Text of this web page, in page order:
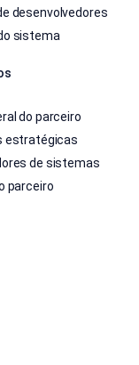
desenvolvedores
sistema
do parceiro
estratégicas
de sistemas
parceiro